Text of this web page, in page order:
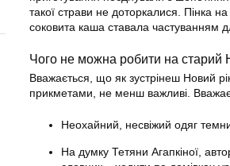
такої страви не доторкалися. Пінка
соковита каша ставала частуванням
Чого не можна робити на старий
Вважається, що як зустрінеш Новий
прикметами, не менш важливі.
Неохайний, несвіжий одяг
На думку Тетяни Агапкіної,